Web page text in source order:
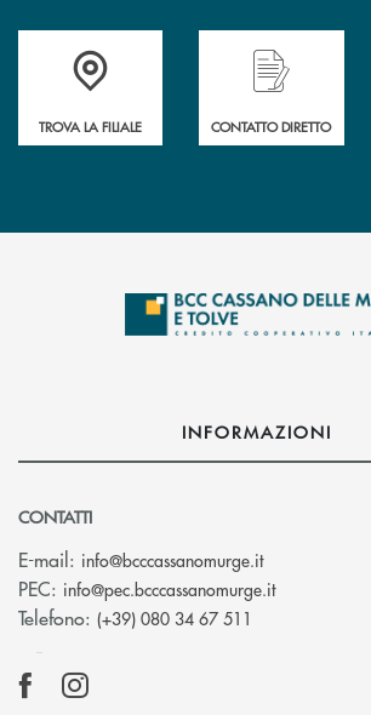
Accedi all' elenco completo delle filiali
TROVA LA FILIALE
Hai bisogno di
CONTATTO DIRETTO
INFORMAZIONI
CONTATTI
E-mail: info@bcccassanomurge.it(si apre
PEC: info@pec.bcccassanomurge.it(si apre
Telefono: (+39) 080 34 67 511